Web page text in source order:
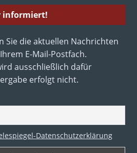
informiert!
Sie die aktuellen Nachrichten
E-Mail-Postfach.
ausschließlich dafür
erfolgt nicht.
Datenschutzerklärung